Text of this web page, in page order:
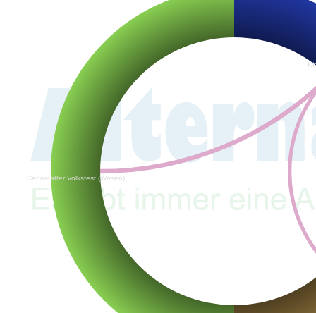
Cannstatter Volksfest (Wasen)